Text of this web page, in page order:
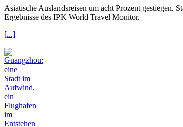
Asiatische Auslandsreisen um acht Prozent gestiegen.
Ergebnisse des IPK World Travel Monitor.
[...]